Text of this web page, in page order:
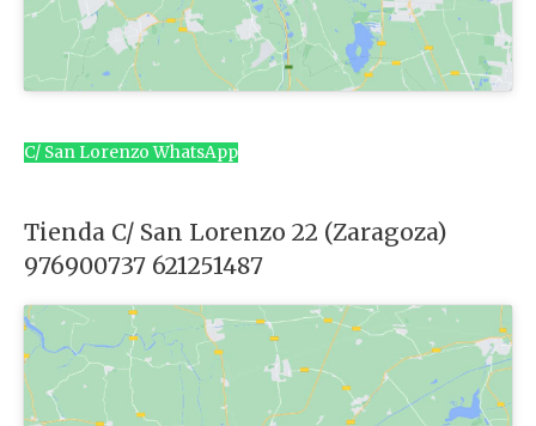
C/ San Lorenzo WhatsApp
Tienda C/ San Lorenzo 22 (Zaragoza)
976900737 621251487